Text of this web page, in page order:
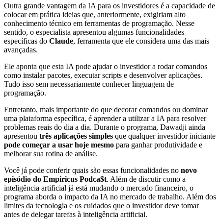
Outra grande vantagem da IA para os investidores é a capacidade de
colocar em prática ideias que, anteriormente, exigiriam alto
conhecimento técnico em ferramentas de programação. Nesse
sentido, o especialista apresentou algumas funcionalidades
específicas do Claude, ferramenta que ele considera uma das mais
avançadas.
Ele aponta que esta IA pode ajudar o investidor a rodar comandos
como instalar pacotes, executar scripts e desenvolver aplicações.
Tudo isso sem necessariamente conhecer linguagem de
programação.
Entretanto, mais importante do que decorar comandos ou dominar
uma plataforma específica, é aprender a utilizar a IA para resolver
problemas reais do dia a dia. Durante o programa, Dawadji ainda
apresentou três aplicações simples que qualquer investidor iniciante
pode começar a usar hoje mesmo para ganhar produtividade e
melhorar sua rotina de análise.
Você já pode conferir quais são essas funcionalidades no novo
episódio do Empiricus Podca$t. Além de discutir como a
inteligência artificial já está mudando o mercado financeiro, o
programa aborda o impacto da IA no mercado de trabalho. Além dos
limites da tecnologia e os cuidados que o investidor deve tomar
antes de delegar tarefas à inteligência artificial.